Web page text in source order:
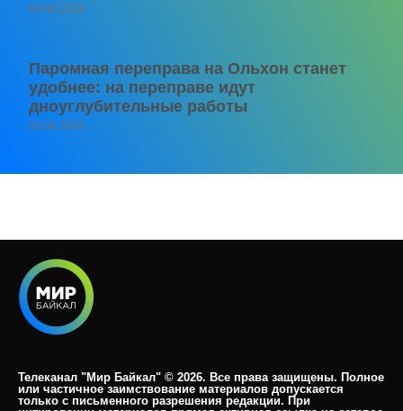
06.08.2026
Паромная переправа на Ольхон станет
удобнее: на переправе идут
дноуглубительные работы
06.08.2026
Телеканал "Мир Байкал" © 2026. Все права защищены. Полное
или частичное заимствование материалов допускается
только с письменного разрешения редакции. При